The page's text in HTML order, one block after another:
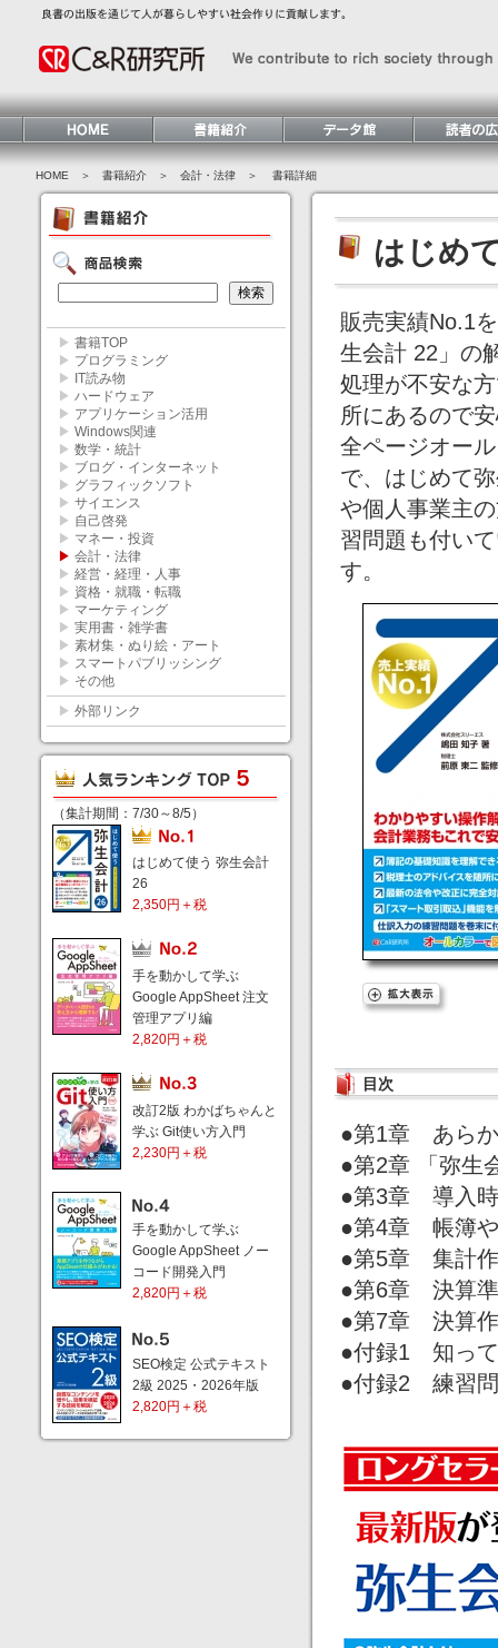
HOME ＞ 書籍紹介 ＞ 会計・法律＞ 書籍詳細
▶ 書籍TOP
▶ プログラミング
▶
IT読み物
▶ ハードウェア
▶ アプリケーション活用
▶ Windows関連
▶ 数学・統計
▶ ブログ・インターネット
▶ グラフィックソフト
▶ サイエンス
▶ 自己啓発
▶ マネー・投資
▶ 会計・法律
▶ 経営・経理・人事
▶ 資格・就職・転職
▶ マーケティング
▶ 実用書・雑学書
▶ 素材集・ぬり絵・アート
▶ スマートパブリッシング
▶ その他
▶ 外部リンク
（集計期間：7/30～8/5）
はじめて使う 弥生会計
26
2,350円＋税
手を動かして学ぶ
Google AppSheet 注文
管理アプリ編
2,820円＋税
改訂2版 わかばちゃんと
学ぶ Git使い方入門
2,230円＋税
手を動かして学ぶ
Google AppSheet ノー
コード開発入門
2,820円＋税
SEO検定 公式テキスト
2級 2025・2026年版
2,820円＋税
はじめ
販売実績No.1
生会計 22」の
処理が不安な
所にあるので
全ページオー
で、はじめて
や個人事業主
習問題も付い
す。
目次
●第1章 あらか
●第2章 「弥生
●第3章 導入時
●第4章 帳簿や
●第5章 集計作
●第6章 決算
●第7章 決算作
●付録1 知って
●付録2 練習